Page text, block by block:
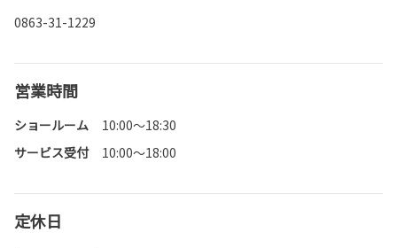
0863-31-1229
営業時間
ショールーム
10:00～18:30
サービス受付
10:00～18:00
定休日